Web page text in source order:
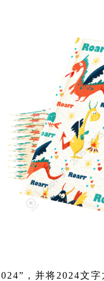
”，并将2024文